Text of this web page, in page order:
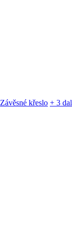
Závěsné křeslo + 3